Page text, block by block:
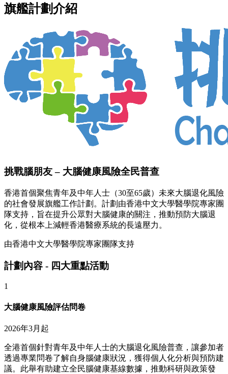
旗艦計劃介紹
挑戰腦朋友 – 大腦健康風險全民普查
香港首個聚焦青年及中年人士（30至65歲）未來大腦退化風險
的社會發展旗艦工作計劃。計劃由香港中文大學醫學院專家團
隊支持，旨在提升公眾對大腦健康的關注，推動預防大腦退
化，從根本上減輕香港醫療系統的長遠壓力。
由香港中文大學醫學院專家團隊支持
計劃內容 - 四大重點活動
1
大腦健康風險評估問卷
2026年3月起
全港首個針對青年及中年人士的大腦退化風險普查，讓參加者
透過專業問卷了解自身腦健康狀況，獲得個人化分析與預防建
議。此舉有助建立全民腦健康基線數據，推動科研與政策發